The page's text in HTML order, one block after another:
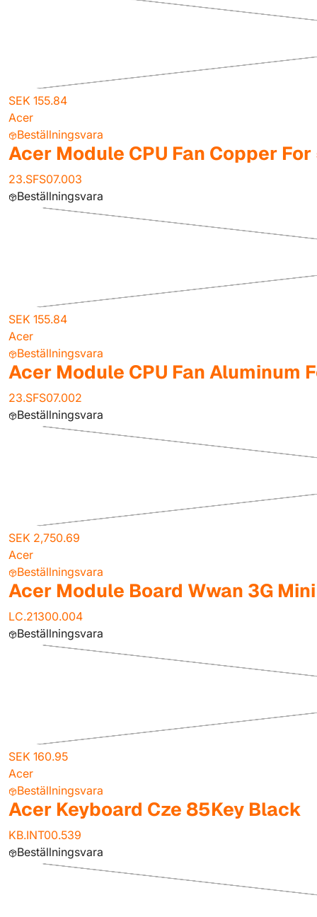
SEK 155.84
Acer
Beställningsvara
Acer Module CPU Fan Copper For
23.SFS07.003
Beställningsvara
SEK 155.84
Acer
Beställningsvara
Acer Module CPU Fan Aluminum
23.SFS07.002
Beställningsvara
SEK 2,750.69
Acer
Beställningsvara
Acer Module Board Wwan 3G
LC.21300.004
Beställningsvara
SEK 160.95
Acer
Beställningsvara
Acer Keyboard Cze 85Key Black
KB.INT00.539
Beställningsvara